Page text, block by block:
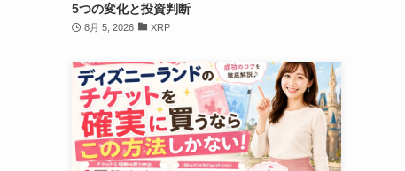
5つの変化と投資判断
8月 5, 2026 XRP